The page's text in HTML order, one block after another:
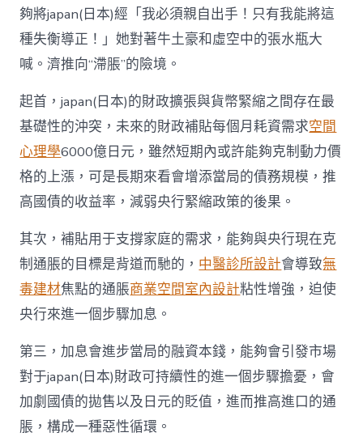
夠將japan(日本)經「我必須親自出手！只有我能將這
種失衡導正！」她對著牛土豪和虛空中的張水瓶大
喊。濟推向“滯脹”的險境。
起首，japan(日本)的財政擴張與貨幣緊縮之間存在最
基礎性的沖突，未來的財政補貼每個月耗資需求空間
心理學6000億日元，雖然短期內或許能夠克制動力價
格的上漲，可是長期來看會增添當局的債務規模，推
高國債的收益率，減弱央行緊縮政策的後果。
其次，補貼用于支撐家庭的需求，能夠與央行現在克
制通脹的目標是背道而馳的， 中醫診所設計會導致無
毒建材焦點的通脹商業空間室內設計粘性增強，迫使
央行來進一個步驟加息。
第三，加息會進步當局的融資本錢，能夠會引發市場
對于japan(日本)財政可持續性的進一個步驟擔憂，會
加劇國債的拋售以及日元的貶值，進而推高進口的通
脹，構成一種惡性循環。